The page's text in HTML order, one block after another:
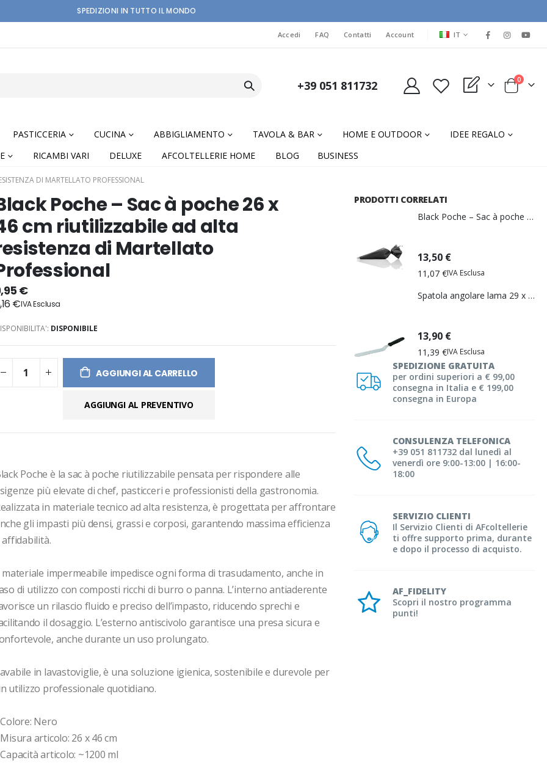
SPEDIZIONI IN TUTTO IL MONDO
Accedi FAQ Contatti Account LINGUA
IT
+39 051 811732 My Quote Cart
0elementi
PASTICCERIA CUCINA ABBIGLIAMENTO TAVOLA & BAR HOME E OUTDOOR
IDEE REGALO
RICAMBI VARI DELUXE AFCOLTELLERIE HOME BLOG BUSINESS
DI MARTELLATO PROFESSIONAL
PRODOTTI CORRELATI
Black Poche – Sac à poche 31 x 56 cm riutilizzabile ad alta resistenza di Martellato Professional
13,50 €
11,07 €
Spatola angolare lama 29 x 160 mm. di Martellato
13,90 €
11,39 €
SPEDIZIONE GRATUITA
per ordini superiori a € 99,00
consegna in Italia e € 199,00
consegna in Europa
CONSULENZA TELEFONICA
+39 051 811732 dal lunedì al
venerdì ore 9:00-13:00 | 16:00-
18:00
SERVIZIO CLIENTI
Il Servizio Clienti di AFcoltellerie
ti offre supporto prima, durante
e dopo il processo di acquisto.
AF_FIDELITY
Scopri il nostro programma
punti!
Poche – Sac à poche 26 x
cm riutilizzabile ad alta
di Martellato
€
€
DISPONIBILE
AGGIUNGI AL CARRELLO
AGGIUNGI AL PREVENTIVO
Poche è la sac à poche riutilizzabile pensata per rispondere alle
più elevate di chef, pasticceri e professionisti della gastronomia.
in materiale tecnico ad alta resistenza, è progettata per affrontare
gli impasti più densi, grassi e corposi, garantendo massima efficienza
affidabilità.
materiale impermeabile impedisce ogni forma di trasudamento, anche in
di utilizzo con composti ricchi di burro o panna. L’interno antiaderente
un rilascio fluido e preciso dell’impasto, riducendo sprechi e
il dosaggio. L’esterno antiscivolo garantisce una presa sicura e
anche durante un uso prolungato.
in lavastoviglie, è una soluzione igienica, sostenibile e durevole per
utilizzo professionale quotidiano.
Nero
articolo: 26 x 46 cm
articolo: ~1200 ml